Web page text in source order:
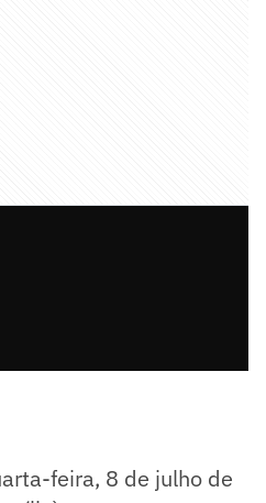
feira, 8 de julho de